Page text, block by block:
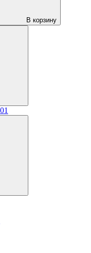
В корзину